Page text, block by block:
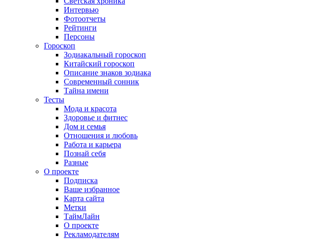
Интервью
Фотоотчеты
Рейтинги
Персоны
Гороскоп
Зодиакальный гороскоп
Китайский гороскоп
Описание знаков зодиака
Современный сонник
Тайна имени
Тесты
Мода и красота
Здоровье и фитнес
Дом и семья
Отношения и любовь
Работа и карьера
Познай себя
Разные
О проекте
Подписка
Ваше избранное
Карта сайта
Метки
ТаймЛайн
О проекте
Рекламодателям